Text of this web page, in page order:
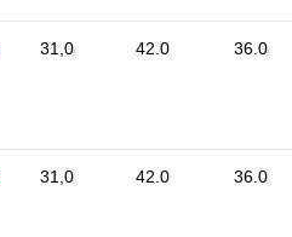
31,0 42.0 36.0
31,0 42.0 36.0